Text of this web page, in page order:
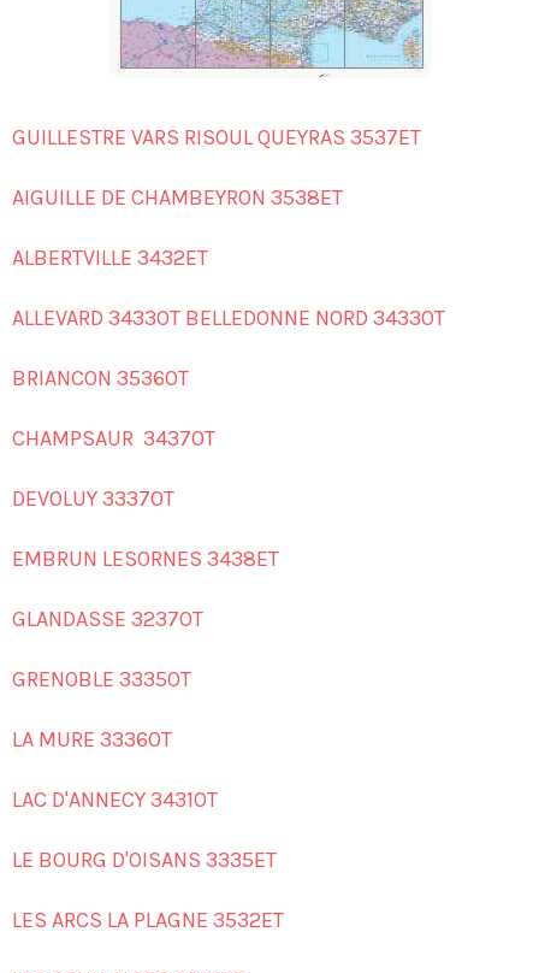
GUILLESTRE VARS RISOUL QUEYRAS 3537ET
AIGUILLE DE CHAMBEYRON 3538ET
ALBERTVILLE 3432ET
ALLEVARD 3433OT BELLEDONNE NORD 3433OT
BRIANCON 3536OT
CHAMPSAUR 3437OT
DEVOLUY 3337OT
EMBRUN LESORNES 3438ET
GLANDASSE 3237OT
GRENOBLE 3335OT
LA MURE 3336OT
LAC D'ANNECY 3431OT
LE BOURG D'OISANS 3335ET
LES ARCS LA PLAGNE 3532ET